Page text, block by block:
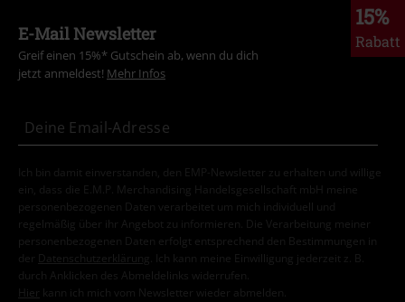
15%
Rabatt
E-Mail Newsletter
Greif einen 15%* Gutschein ab, wenn du dich
jetzt anmeldest! Mehr Infos
Ich bin damit einverstanden, den EMP-Newsletter zu erhalten und willige
ein, dass die E.M.P. Merchandising Handelsgesellschaft mbH meine
personenbezogenen Daten verarbeitet um mich individuell und
regelmäßig über ihr Angebot zu informieren. Die Verarbeitung meiner
personenbezogenen Daten erfolgt entsprechend den Bestimmungen in
der
Datenschutzerklärung
. Ich kann meine Einwilligung jederzeit z. B.
durch Anklicken des Abmeldelinks widerrufen.
Hier kann ich mich vom Newsletter wieder abmelden.